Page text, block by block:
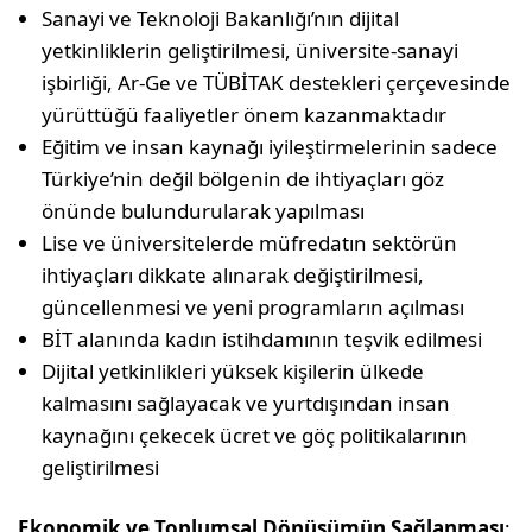
Sanayi ve Teknoloji Bakanlığı’nın dijital
yetkinliklerin geliştirilmesi, üniversite-sanayi
işbirliği, Ar-Ge ve TÜBİTAK destekleri çerçevesinde
yürüttüğü faaliyetler önem kazanmaktadır
Eğitim ve insan kaynağı iyileştirmelerinin sadece
Türkiye’nin değil bölgenin de ihtiyaçları göz
önünde bulundurularak yapılması
Lise ve üniversitelerde müfredatın sektörün
ihtiyaçları dikkate alınarak değiştirilmesi,
güncellenmesi ve yeni programların açılması
BİT alanında kadın istihdamının teşvik edilmesi
Dijital yetkinlikleri yüksek kişilerin ülkede
kalmasını sağlayacak ve yurtdışından insan
kaynağını çekecek ücret ve göç politikalarının
geliştirilmesi